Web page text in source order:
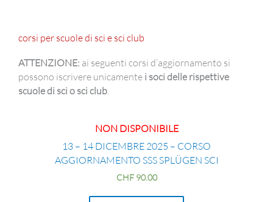
corsi per scuole di sci e sci club
ATTENZIONE: ai seguenti corsi d’aggiornamento si
possono iscrivere unicamente i soci delle rispettive
scuole di sci o sci club.
NON DISPONIBILE
13 – 14 DICEMBRE 2025 – CORSO
AGGIORNAMENTO SSS SPLÜGEN SCI
CHF90.00